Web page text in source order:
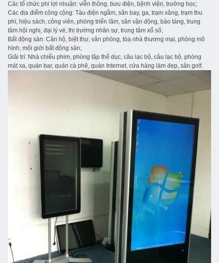
Các tổ chức phi lợi nhuận: viễn thông, bưu điện, bệnh viện, trường học;
Các địa điểm công cộng: Tàu điện ngầm, sân bay, ga, trạm xăng, trạm thu
phí, hiệu sách, công viên, phòng triển lãm, sân vận động, bảo tàng, trung
tâm hội nghị, đại lý vé, thị trường nhân sự, trung tâm xổ số;
Bất động sản: Căn hộ, biệt thự, văn phòng, tòa nhà thương mại, phòng mô
hình, môi giới bất động sản;
Giải trí: Nhà chiếu phim, phòng tập thể dục, câu lạc bộ, câu lạc bộ, phòng
mát xa, quán bar, quán cà phê, quán Internet, cửa hàng làm đẹp, sân golf.